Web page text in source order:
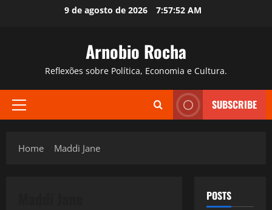
9 de agosto de 2026 7:57:53 AM
Arnobio Rocha
Reflexões sobre Política, Economia e Cultura.
Primary
SUBSCRIBE
Home Maddi Jane
POSTS